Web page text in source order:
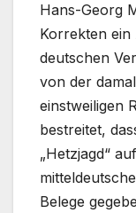
Hans-Georg
Korrekten ein
deutschen
von der
einstweiligen
bestreitet,
„Hetzjagd“
Belege